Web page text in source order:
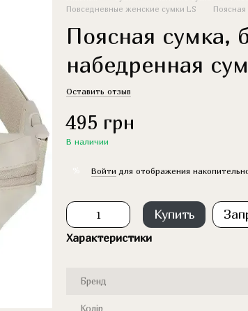
Повседневные женские сумки LS
Поясная сумка,
набедренная
Оставить отзыв
495 грн
В наличии
Войти для отображения
Купить
Характеристики
Бренд
Колір